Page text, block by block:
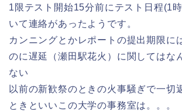
1限テスト開始15分前にテスト日程(1
いて連絡があったようです。
カンニングとかレポートの提出期限に
のに遅延（瀬田駅花火）に関してはな
ない
以前の新歓祭のときの火事騒ぎで一切
ときといいこの大学の事務室は。。。